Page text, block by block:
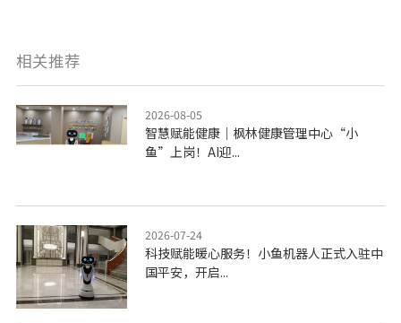
相关推荐
2026-08-05
智慧赋能健康｜枫林健康管理中心“小
鱼”上岗！AI迎...
2026-07-24
科技赋能暖心服务！小鱼机器人正式入驻中
国平安，开启...